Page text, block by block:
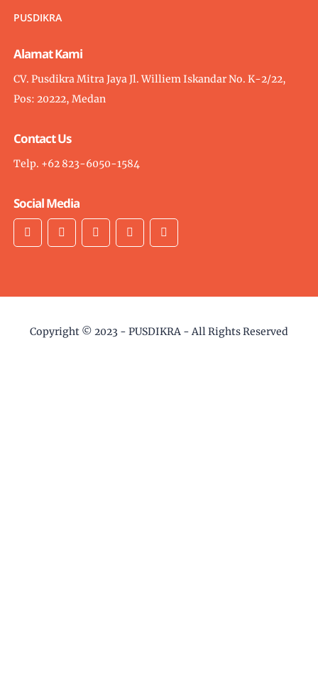
PUSDIKRA
Alamat Kami
CV. Pusdikra Mitra Jaya Jl. Williem Iskandar No. K-2/22,
Pos: 20222, Medan
Contact Us
Telp. +62 823-6050-1584
Social Media
Copyright © 2023 - PUSDIKRA - All Rights Reserved